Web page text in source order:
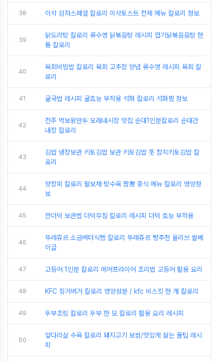
38 이삭 감자스페셜 칼로리 이삭토스트 전체 메뉴 칼로리 정보
39
닭도리탕 칼로리 류수영 닭볶음탕 레시피 엽기닭볶음음탕 한
통 칼로리
40
육회비빔밥 칼로리 육회 고추장 양념 류수영 레시피 육회 칼
로리
41 굴국밥 레시피 굴효능 부작용 석화 칼로리 석화찜 정보
42
전주 먹보왕만두 모래내시장 맛집 순대1인분칼로리 순대간
내장 칼로리
43
김밥 냉장보관 키토김밥 보관 키토김밥 뜻 참치키토김밥 칼
로리
44
양장피 칼로리 팔보채 탕수육 짬뽕 중식 메뉴 칼로리 영양정
보
45 깐더덕 보관법 더덕무침 칼로리 레시피 더덕 효능 부작용
46
뚜레쥬르 소금버터식빵 칼로리 뚜레쥬르 빵추천 올리브 쌀베
이글
47 고등어 1인분 칼로리 에어프라이어 조리법 고등어 활용 요리
48 KFC 징거버거 칼로리 영양성분 / kfc 비스킷 한 개 칼로리
49 두부조림 칼로리 두부 한 모 칼로리 활용 요리 레시피
50
앞다리살 수육 칼로리 돼지고기 보쌈/맛있게 삶는 꿀팁 레시
피